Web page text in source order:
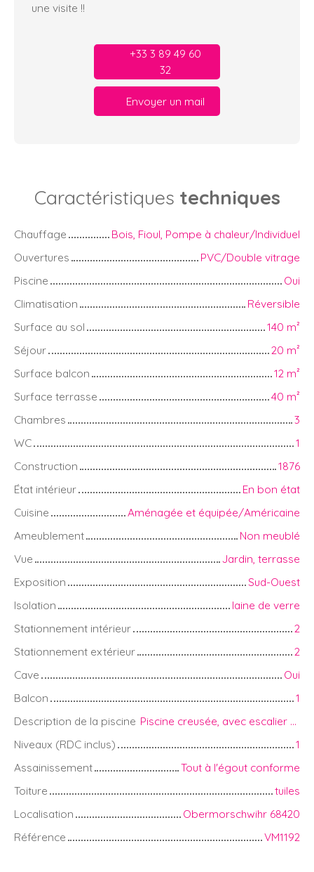
une visite !!
+33 3 89 49 60
32
Envoyer un mail
Caractéristiques techniques
Chauffage
Bois, Fioul, Pompe à chaleur/Individuel
Ouvertures
PVC/Double vitrage
Piscine
Oui
Climatisation
Réversible
Surface au sol
140 m²
Séjour
20 m²
Surface balcon
12 m²
Surface terrasse
40 m²
Chambres
3
WC
1
Construction
1876
État intérieur
En bon état
Cuisine
Aménagée et équipée/Américaine
Ameublement
Non meublé
Vue
Jardin, terrasse
Exposition
Sud-Ouest
Isolation
laine de verre
Stationnement intérieur
2
Stationnement extérieur
2
Cave
Oui
Balcon
1
Description de la piscine
Piscine creusée, avec escalier en pente douce, 5m/10m
Niveaux (RDC inclus)
1
Assainissement
Tout à l'égout conforme
Toiture
tuiles
Localisation
Obermorschwihr 68420
Référence
VM1192